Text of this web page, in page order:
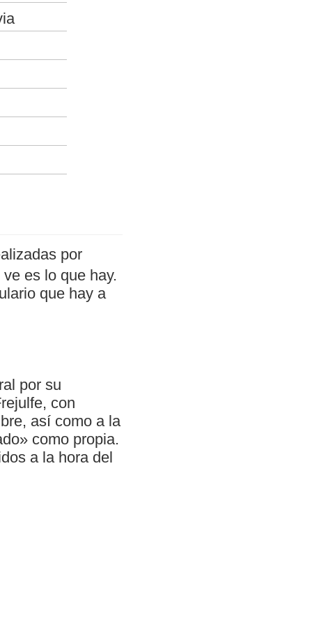
por
es lo que hay.
que hay a
por su
con
así como a la
como propia.
a la hora del